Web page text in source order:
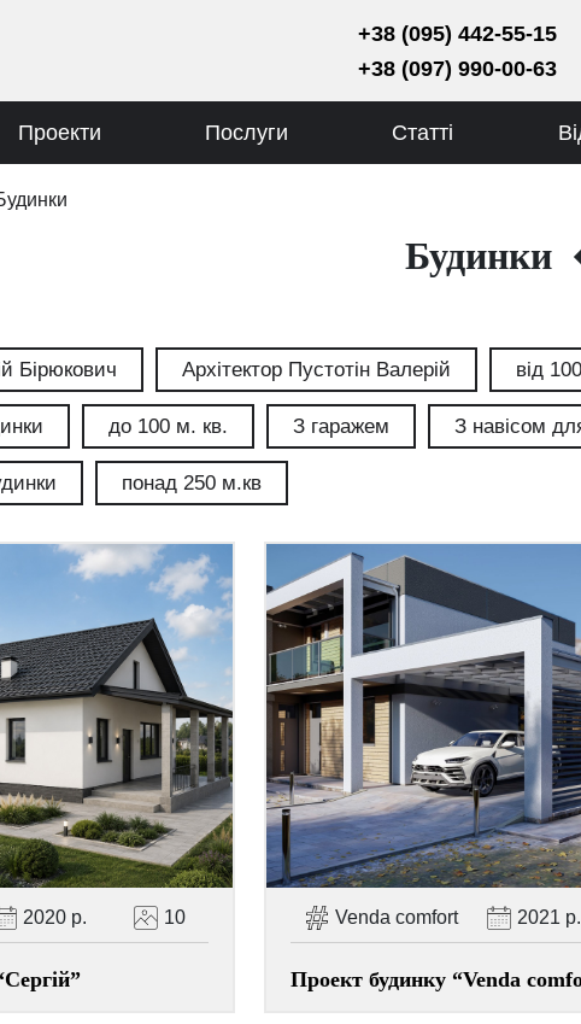
+38 (095) 442-55-15
+38 (097) 990-00-63
Проекти Послуги Статті
Будинки
Бірюкович Архітектор Пустотін Валерій від
до 100 м. кв. З гаражем З навісом
понад 250 м.кв
2020 р. 10 Venda comfort 2021 р.
Проект будинку “Venda